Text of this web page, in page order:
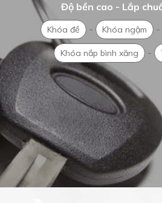
Độ bền cao - Lắp
Khóa đề - Khóa ngậm -
Khóa nắp bình xăng -